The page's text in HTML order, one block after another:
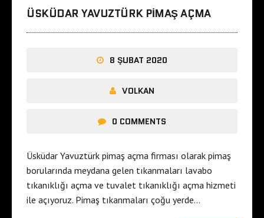
ÜSKÜDAR YAVUZTÜRK PIMAŞ AÇMA
8 ŞUBAT 2020
VOLKAN
0 COMMENTS
Üsküdar Yavuztürk pimaş açma firması olarak pimaş
borularında meydana gelen tıkanmaları lavabo
tıkanıklığı açma ve tuvalet tıkanıklığı açma hizmeti
ile açıyoruz. Pimaş tıkanmaları çoğu yerde…